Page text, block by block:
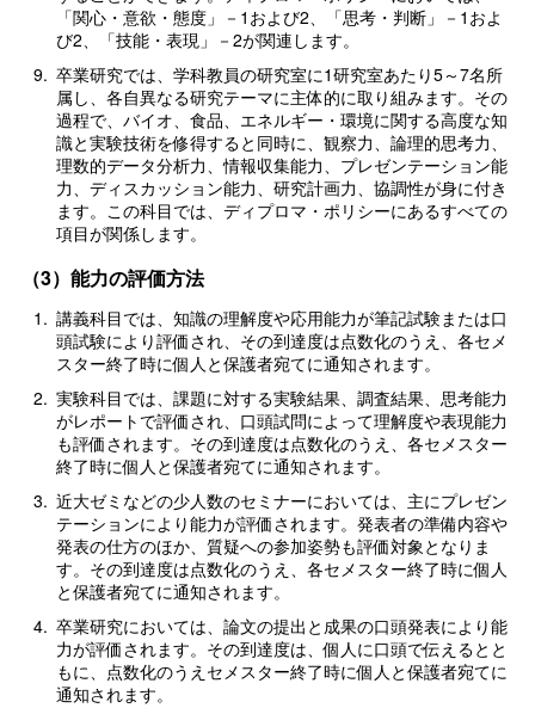
「関心・意欲・態度」－1および2、「思考・判断」－1およ
び2、「技能・表現」－2が関連します。
9. 卒業研究では、学科教員の研究室に1研究室あたり5～7名所
属し、各自異なる研究テーマに主体的に取り組みます。その
過程で、バイオ、食品、エネルギー・環境に関する高度な知
識と実験技術を修得すると同時に、観察力、論理的思考力、
理数的データ分析力、情報収集能力、プレゼンテーション能
力、ディスカッション能力、研究計画力、協調性が身に付き
ます。この科目では、ディプロマ・ポリシーにあるすべての
項目が関係します。
（3）能力の評価方法
1. 講義科目では、知識の理解度や応用能力が筆記試験または口
頭試験により評価され、その到達度は点数化のうえ、各セメ
スター終了時に個人と保護者宛てに通知されます。
2. 実験科目では、課題に対する実験結果、調査結果、思考能力
がレポートで評価され、口頭試問によって理解度や表現能力
も評価されます。その到達度は点数化のうえ、各セメスター
終了時に個人と保護者宛てに通知されます。
3. 近大ゼミなどの少人数のセミナーにおいては、主にプレゼン
テーションにより能力が評価されます。発表者の準備内容や
発表の仕方のほか、質疑への参加姿勢も評価対象となりま
す。その到達度は点数化のうえ、各セメスター終了時に個人
と保護者宛てに通知されます。
4. 卒業研究においては、論文の提出と成果の口頭発表により能
力が評価されます。その到達度は、個人に口頭で伝えるとと
もに、点数化のうえセメスター終了時に個人と保護者宛てに
通知されます。